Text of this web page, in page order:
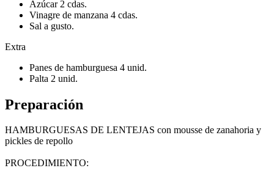
Azúcar 2 cdas.
Vinagre de manzana 4 cdas.
Sal a gusto.
Extra
Panes de hamburguesa 4 unid.
Palta 2 unid.
Preparación
HAMBURGUESAS DE LENTEJAS con mousse de zanahoria y
pickles de repollo
PROCEDIMIENTO: